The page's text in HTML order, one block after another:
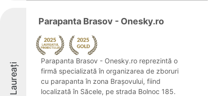
Laureați
Parapanta Brasov - Onesky.ro
Parapanta Brasov - Onesky.ro reprezintă o
firmă specializată în organizarea de zboruri
cu parapanta în zona Brașovului, fiind
localizată în Săcele, pe strada Bolnoc 185.